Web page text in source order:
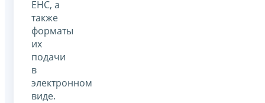
ЕНС, а
также
форматы
их
подачи
в
электронном
виде.